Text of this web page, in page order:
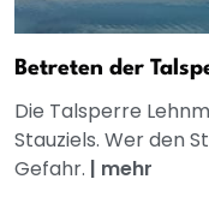
Betreten der
Die Talsperre
Stauziels. Wer den
Gefahr. | mehr